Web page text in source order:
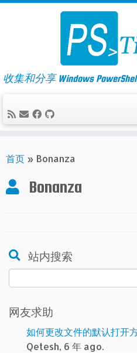
Skip
收集和分享 Windows
首页 » Bonanza
Bonanza
站内搜索
索：
网友求助
如何更改文件的默认打开
Qetesh, 6 年 ago.